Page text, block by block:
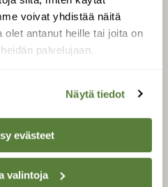
voivat yhdistää näitä
olet antanut heille tai joita on
palvelujaan.
Näytä tiedot
evästeet
valintoja
Uusin lehti
Tilaa Suomen Luonto
Tilaa digilukuoikeus
Tilaa uutiskirje
SUOMEN LUONNON­
SUOJELU­LIITTO